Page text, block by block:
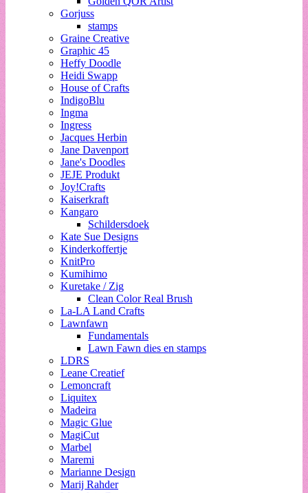
Gorjuss
stamps
Graine Creative
Graphic 45
Heffy Doodle
Heidi Swapp
House of Crafts
IndigoBlu
Ingma
Ingress
Jacques Herbin
Jane Davenport
Jane's Doodles
JEJE Produkt
Joy!Crafts
Kaiserkraft
Kangaro
Schildersdoek
Kate Sue Designs
Kinderkoffertje
KnitPro
Kumihimo
Kuretake / Zig
Clean Color Real Brush
La-LA Land Crafts
Lawnfawn
Fundamentals
Lawn Fawn dies en stamps
LDRS
Leane Creatief
Lemoncraft
Liquitex
Madeira
Magic Glue
MagiCut
Marbel
Maremi
Marianne Design
Marij Rahder